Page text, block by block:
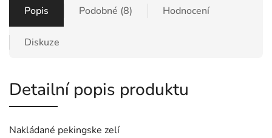
Popis Podobné (8) Hodnocení
Diskuze
Detailní popis produktu
Nakládané pekingske zelí